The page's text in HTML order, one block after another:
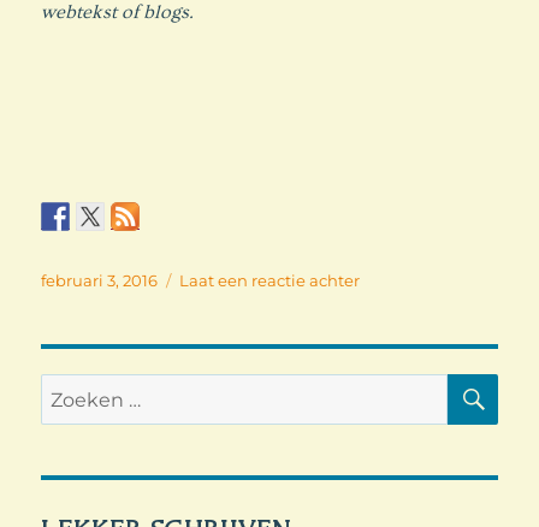
webtekst of blogs.
Geplaatst
februari 3, 2016 Laat een reactie achterop
Zoeken
naar: